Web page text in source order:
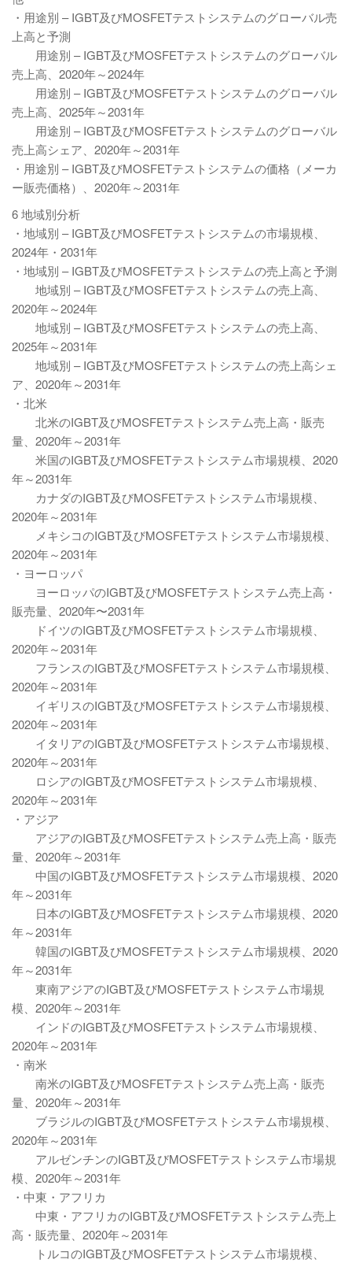
・用途別 – IGBT及びMOSFETテストシステムのグローバル売
上高と予測
用途別 – IGBT及びMOSFETテストシステムのグローバル
売上高、2020年～2024年
用途別 – IGBT及びMOSFETテストシステムのグローバル
売上高、2025年～2031年
用途別 – IGBT及びMOSFETテストシステムのグローバル
売上高シェア、2020年～2031年
・用途別 – IGBT及びMOSFETテストシステムの価格（メーカ
ー販売価格）、2020年～2031年
6 地域別分析
・地域別 – IGBT及びMOSFETテストシステムの市場規模、
2024年・2031年
・地域別 – IGBT及びMOSFETテストシステムの売上高と予測
地域別 – IGBT及びMOSFETテストシステムの売上高、
2020年～2024年
地域別 – IGBT及びMOSFETテストシステムの売上高、
2025年～2031年
地域別 – IGBT及びMOSFETテストシステムの売上高シェ
ア、2020年～2031年
・北米
北米のIGBT及びMOSFETテストシステム売上高・販売
量、2020年～2031年
米国のIGBT及びMOSFETテストシステム市場規模、2020
年～2031年
カナダのIGBT及びMOSFETテストシステム市場規模、
2020年～2031年
メキシコのIGBT及びMOSFETテストシステム市場規模、
2020年～2031年
・ヨーロッパ
ヨーロッパのIGBT及びMOSFETテストシステム売上高・
販売量、2020年〜2031年
ドイツのIGBT及びMOSFETテストシステム市場規模、
2020年～2031年
フランスのIGBT及びMOSFETテストシステム市場規模、
2020年～2031年
イギリスのIGBT及びMOSFETテストシステム市場規模、
2020年～2031年
イタリアのIGBT及びMOSFETテストシステム市場規模、
2020年～2031年
ロシアのIGBT及びMOSFETテストシステム市場規模、
2020年～2031年
・アジア
アジアのIGBT及びMOSFETテストシステム売上高・販売
量、2020年～2031年
中国のIGBT及びMOSFETテストシステム市場規模、2020
年～2031年
日本のIGBT及びMOSFETテストシステム市場規模、2020
年～2031年
韓国のIGBT及びMOSFETテストシステム市場規模、2020
年～2031年
東南アジアのIGBT及びMOSFETテストシステム市場規
模、2020年～2031年
インドのIGBT及びMOSFETテストシステム市場規模、
2020年～2031年
・南米
南米のIGBT及びMOSFETテストシステム売上高・販売
量、2020年～2031年
ブラジルのIGBT及びMOSFETテストシステム市場規模、
2020年～2031年
アルゼンチンのIGBT及びMOSFETテストシステム市場規
模、2020年～2031年
・中東・アフリカ
中東・アフリカのIGBT及びMOSFETテストシステム売上
高・販売量、2020年～2031年
トルコのIGBT及びMOSFETテストシステム市場規模、